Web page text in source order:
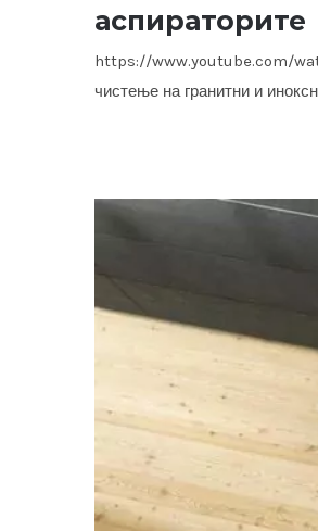
аспираторите
https://www.youtube.com/
чистење на гранитни и